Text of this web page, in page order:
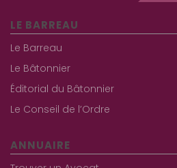
LE BARREAU
Le Barreau
Le Bâtonnier
Éditorial du Bâtonnier
Le Conseil de l’Ordre
ANNUAIRE